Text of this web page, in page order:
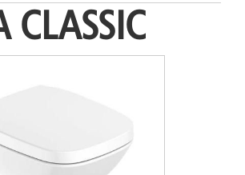
CLASSIC